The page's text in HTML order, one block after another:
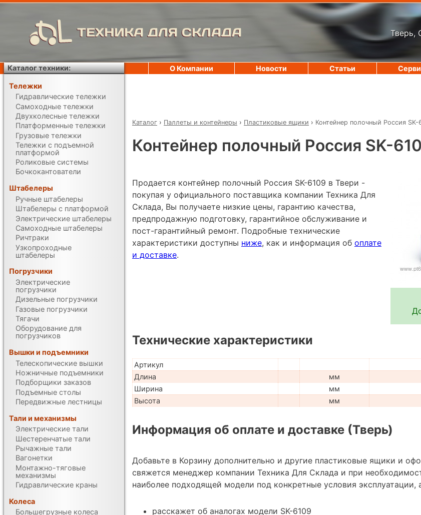
ТЕХНИКА ДЛЯ СКЛАДА
Тверь,
Каталог › Паллеты и контейнеры › Пластиковые ящики › Контейнер полочный Россия SK-
Контейнер полочный Россия SK-
Продается контейнер полочный Россия SK-6109 в Твери -
покупая у официального поставщика компании Техника Для
Склада, Вы получаете низкие цены, гарантию качества,
предпродажную подготовку, гарантийное обслуживание и
пост-гарантийный ремонт. Подробные технические
характеристики доступны ниже, как и информация об оплате
и доставке.
Технические характеристики
Артикул
Длина
мм
Ширина
мм
Высота
мм
Информация об оплате и доставке (Тверь)
Добавьте в Корзину дополнительно и другие пластиковые ящики и
свяжется менеджер компании Техника Для Склада и при
наиболее подходящей модели под конкретные условия эксплуатации,
расскажет об аналогах модели SK-6109
О Компании Новости Статьи
Каталог техники:
Тележки
Гидравлические тележки
Самоходные тележки
Двухколесные тележки
Платформенные тележки
Грузовые тележки
Тележки с подъемной
платформой
Роликовые системы
Бочкокантователи
Штабелеры
Ручные штабелеры
Штабелеры с платформой
Электрические штабелеры
Самоходные штабелеры
Ричтраки
Узкопроходные
штабелеры
Погрузчики
Электрические
погрузчики
Дизельные погрузчики
Газовые погрузчики
Тягачи
Оборудование для
погрузчиков
Вышки и подъемники
Телескопические вышки
Ножничные подъемники
Подборщики заказов
Подъемные столы
Передвижные лестницы
Тали и механизмы
Электрические тали
Шестеренчатые тали
Рычажные тали
Вагонетки
Монтажно-тяговые
механизмы
Гидравлические краны
Колеса
Большегрузные колеса